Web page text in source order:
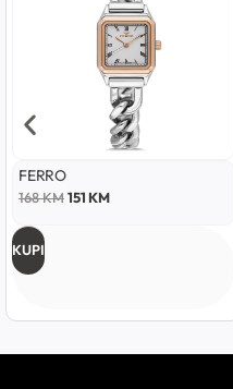
FERRO
168KM151KM
KUPI